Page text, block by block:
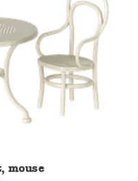
mouse